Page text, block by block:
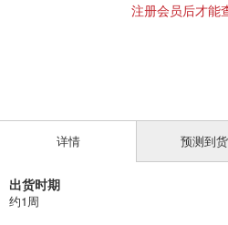
注册会员后才能
详情
出货时期
约1周
预测到货